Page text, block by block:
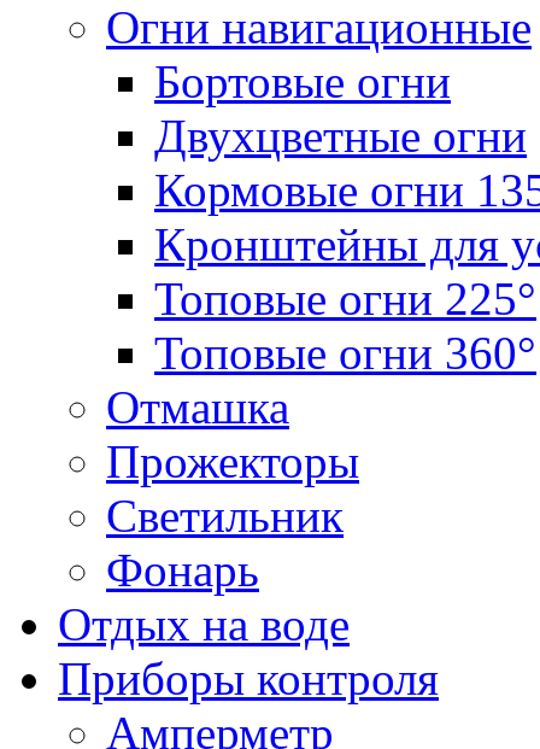
Огни навигационные
Бортовые огни
Двухцветные огни
Кормовые огни
Кронштейны для
Топовые огни 225°
Топовые огни 360°
Отмашка
Прожекторы
Светильник
Фонарь
Отдых на воде
Приборы контроля
Амперметр